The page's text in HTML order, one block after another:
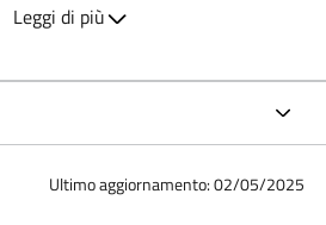
Risponde a tutti quei bisogni
:
ai servizi sanitari e sociosanitari
tra i servizi ospedalieri e
Leggi di più
Ultimo aggiornamento: 02/05/2025